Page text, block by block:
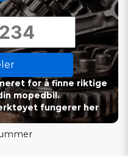
for å finne riktige
mopedbil.
fungerer her